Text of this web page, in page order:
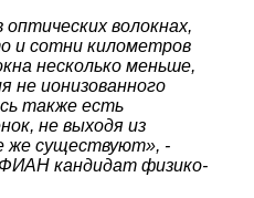
волокнах,
и сотни километров
несколько меньше,
не ионизованного
также есть
не выходя из
же существуют», -
кандидат физико-